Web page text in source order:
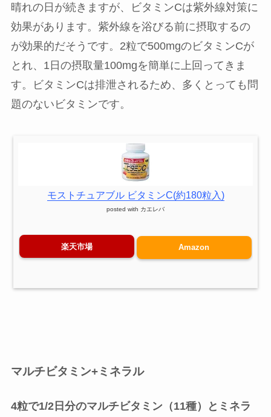
晴れの日が続きますが、ビタミンCは紫外線対策に
効果があります。紫外線を浴びる前に摂取するの
が効果的だそうです。2粒で500mgのビタミンCが
とれ、1日の摂取量100mgを簡単に上回ってきま
す。ビタミンCは排泄されるため、多くとっても問
題のないビタミンです。
モストチュアブル ビタミンC(約180粒入)
posted with カエレバ
楽天市場 Amazon
マルチビタミン+ミネラル
4粒で1/2日分のマルチビタミン（11種）とミネラ